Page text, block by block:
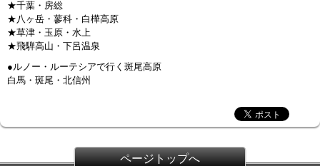
★千葉・房総
★八ヶ岳・蓼科・白樺高原
★草津・玉原・水上
★飛騨高山・下呂温泉
●ルノー・ルーテシアで行く斑尾高原
白馬・斑尾・北信州
ページトップへ